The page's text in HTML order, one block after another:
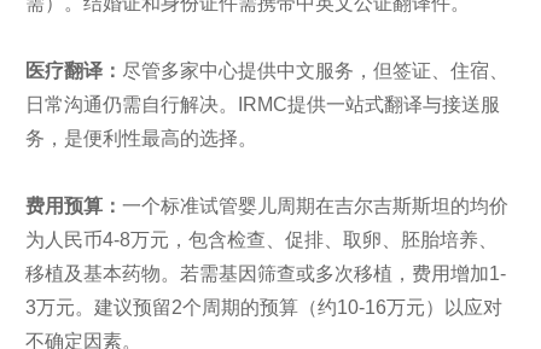
医疗翻译： 尽管多家中心提供中文服务，但签证、住宿、
日常沟通仍需自行解决。IRMC提供一站式翻译与接送服
务，是便利性最高的选择。
费用预算： 一个标准试管婴儿周期在吉尔吉斯斯坦的均价
为人民币4-8万元，包含检查、促排、取卵、胚胎培养、
移植及基本药物。若需基因筛查或多次移植，费用增加1-
3万元。建议预留2个周期的预算（约10-16万元）以应对
不确定因素。